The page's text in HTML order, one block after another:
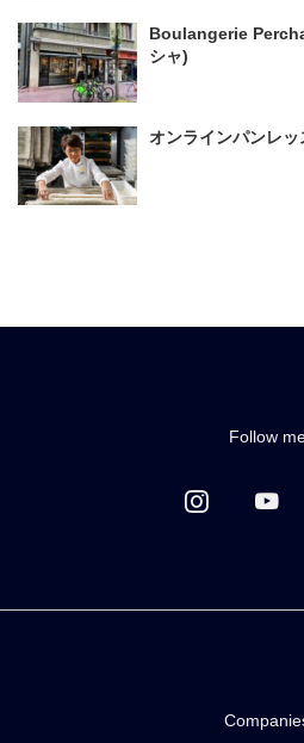
Boulangerie
シャ)
オンラインパンレ
Follow